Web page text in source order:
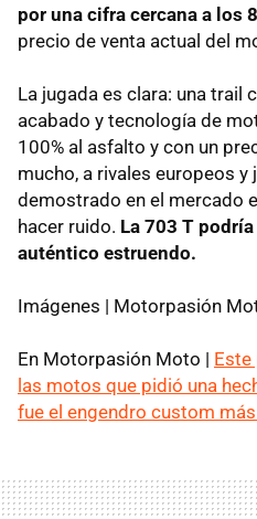
por una cifra cercana a los
precio de venta actual del
La jugada es clara: una trail
acabado y tecnología de
100% al asfalto y con un
mucho, a rivales europeos y
demostrado en el mercado
hacer ruido. La 703 T
auténtico estruendo.
Imágenes | Motorpasión
En Motorpasión Moto | Este
las motos que pidió una
fue el engendro custom